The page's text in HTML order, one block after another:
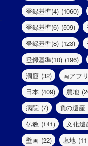
登録基準(4) (1060)
登録基準(6) (509)
登録基準(8) (123)
登録基準(10) (196)
洞窟 (32) 南アフ
日本 (409) 農地
病院 (7) 負の遺産
仏教 (141) 文化遺
壁画 (22) 墓地